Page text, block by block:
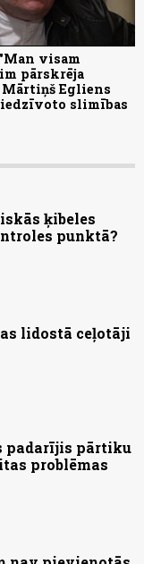
visam
pārskrēja
Egliens
slimības
ķibeles
punktā?
lidostā ceļotāji
padarījis pārtiku
problēmas